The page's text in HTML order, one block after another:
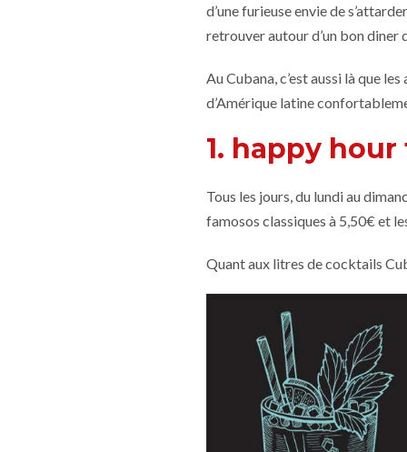
d’une furieuse envie de
retrouver autour d’un bon diner
Au Cubana, c’est aussi là que
d’Amérique latine
1. happy
Tous les jours, du lundi au
famosos classiques à 5,50€ et
Quant aux litres de cocktails